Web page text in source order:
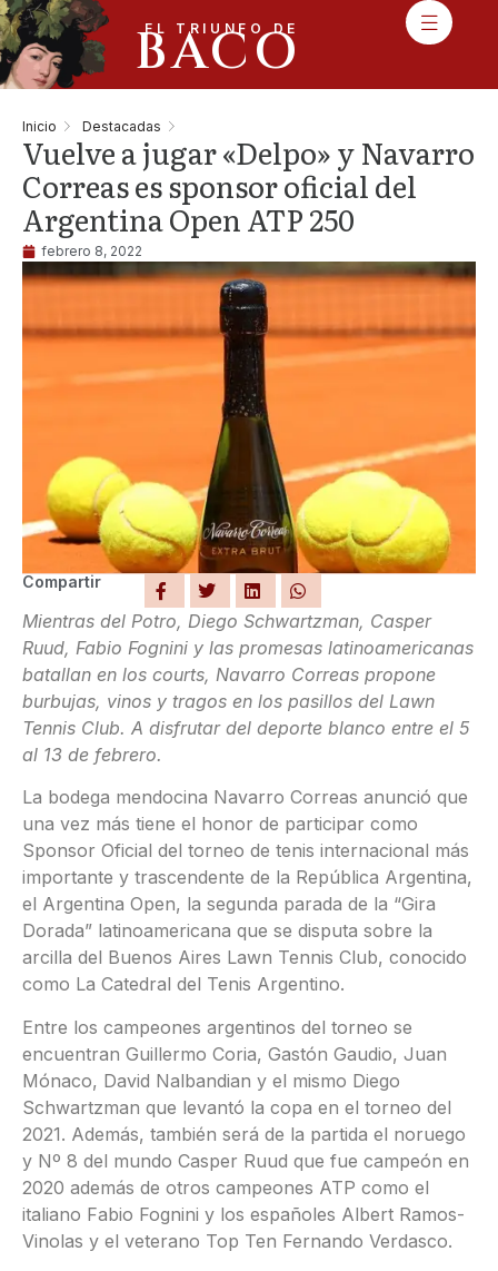
EL TRIUNFO DE
BACO
Inicio Destacadas
Vuelve a jugar «Delpo» y Navarro
Correas es sponsor oficial del
Argentina Open ATP 250
febrero 8, 2022
Compartir
Mientras del Potro, Diego Schwartzman, Casper
Ruud, Fabio Fognini y las promesas latinoamericanas
batallan en los courts, Navarro Correas propone
burbujas, vinos y tragos en los pasillos del Lawn
Tennis Club. A disfrutar del deporte blanco entre el 5
al 13 de febrero.
La bodega mendocina Navarro Correas anunció que
una vez más tiene el honor de participar como
Sponsor Oficial del torneo de tenis internacional más
importante y trascendente de la República Argentina,
el Argentina Open, la segunda parada de la “Gira
Dorada” latinoamericana que se disputa sobre la
arcilla del Buenos Aires Lawn Tennis Club, conocido
como La Catedral del Tenis Argentino.
Entre los campeones argentinos del torneo se
encuentran Guillermo Coria, Gastón Gaudio, Juan
Mónaco, David Nalbandian y el mismo Diego
Schwartzman que levantó la copa en el torneo del
2021. Además, también será de la partida el noruego
y Nº 8 del mundo Casper Ruud que fue campeón en
2020 además de otros campeones ATP como el
italiano Fabio Fognini y los españoles Albert Ramos-
Vinolas y el veterano Top Ten Fernando Verdasco.